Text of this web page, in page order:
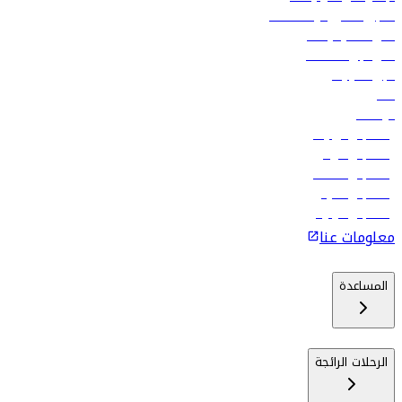
تسجيل الدخول لوكلاء السفر
أدنى أسعار الرحلات
فلاي دبي للعطلات
تأجير السيارات
فنادق
الوظائف
رحلات إلى تبيليسي
رحلات إلى الرياض
رحلات إلى مسقط
رحلات إلى ماليه
رحلات إلى كولومبو
معلومات عنا
المساعدة
الرحلات الرائجة